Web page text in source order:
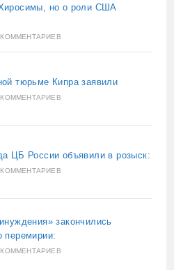
но о роли США
КОММЕНТАРИЕВ
тюрьме Кипра заявили
КОММЕНТАРИЕВ
ЦБ России объявили в розыск:
КОММЕНТАРИЕВ
закончились
перемирии:
КОММЕНТАРИЕВ